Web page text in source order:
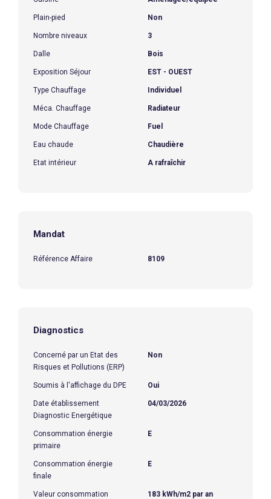
Plain-pied Non
Nombre niveaux 3
Dalle Bois
Exposition Séjour EST - OUEST
Type Chauffage Individuel
Méca. Chauffage Radiateur
Mode Chauffage Fuel
Eau chaude Chaudière
Etat intérieur A rafraîchir
Mandat
Référence Affaire 8109
Diagnostics
Concerné par un Etat des
Risques et Pollutions (ERP)
Non
Soumis à l'affichage du DPE Oui
Date établissement
Diagnostic Energétique
04/03/2026
Consommation énergie
primaire
E
Consommation énergie
finale
E
Valeur consommation
183 kWh/m2 par an